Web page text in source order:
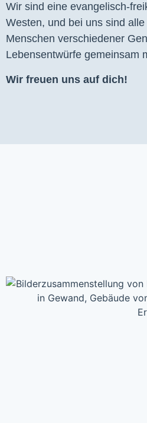
Wir sind eine evangelisch-
Westen, und bei uns sind
Menschen verschiedener
Lebensentwürfe gemeinsam
Wir freuen uns auf dich!